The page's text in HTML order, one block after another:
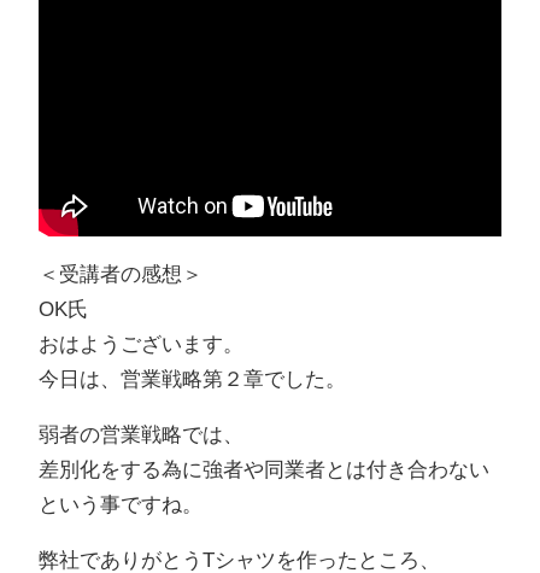
＜受講者の感想＞
OK氏
おはようございます。
今日は、営業戦略第２章でした。
弱者の営業戦略では、
差別化をする為に強者や同業者とは付き合わない
という事ですね。
弊社でありがとうTシャツを作ったところ、